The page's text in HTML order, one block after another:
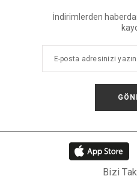
İndirimlerden
Bizi